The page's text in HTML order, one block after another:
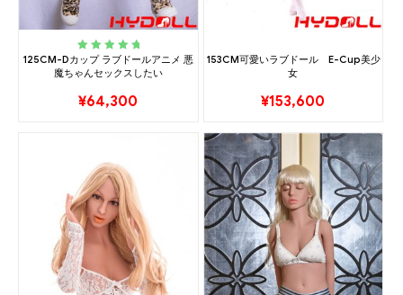
Rated5.00 out
of 5
125CM-Dカップ ラブドールアニメ 悪
魔ちゃんセックスしたい
¥64,300
153CM可愛いラブドール E-Cup美少
女
¥153,600